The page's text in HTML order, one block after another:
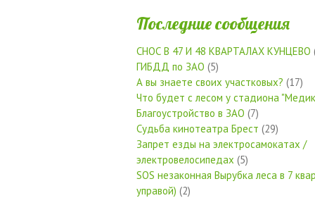
Последние сообщения
СНОС В 47 И 48 КВАРТАЛАХ КУНЦЕВО
ГИБДД по ЗАО (5)
А вы знаете своих участковых? (17)
Что будет с лесом у стадиона
Благоустройство в ЗАО (7)
Судьба кинотеатра Брест (29)
Запрет езды на электросамокатах /
электровелосипедах (5)
SOS незаконная Вырубка леса в 7
управой) (2)